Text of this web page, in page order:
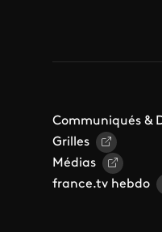
Communiqués &
Grilles
Médias
france.tv hebdo